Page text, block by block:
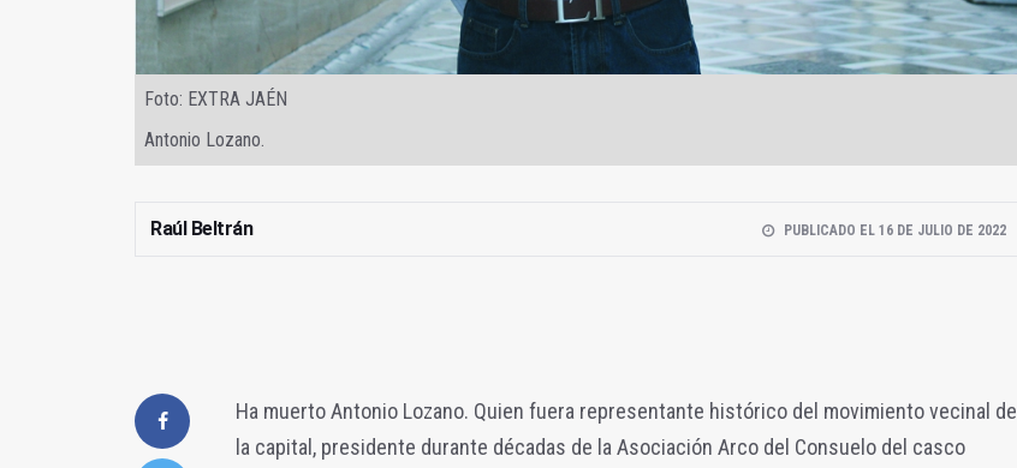
Foto: EXTRA JAÉN
Antonio Lozano.
Raúl Beltrán PUBLICADO EL 16 DE JULIO DE 2022
Ha muerto Antonio Lozano. Quien fuera representante histórico del movimiento vecinal de
la capital, presidente durante décadas de la Asociación Arco del Consuelo del casco